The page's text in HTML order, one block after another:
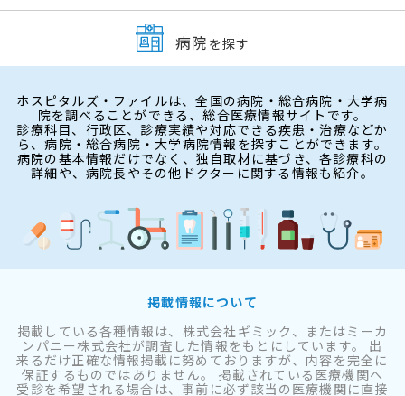
病院 を探す
ホスピタルズ・ファイルは、全国の病院・総合病院・大学病
院を調べることができる、総合医療情報サイトです。
診療科目、行政区、診療実績や対応できる疾患・治療などか
ら、病院・総合病院・大学病院情報を探すことができます。
病院の基本情報だけでなく、独自取材に基づき、各診療科の
詳細や、病院長やその他ドクターに関する情報も紹介。
掲載情報について
掲載している各種情報は、株式会社ギミック、またはミーカ
ンパニー株式会社が調査した情報をもとにしています。 出
来るだけ正確な情報掲載に努めておりますが、内容を完全に
保証するものではありません。 掲載されている医療機関へ
受診を希望される場合は、事前に必ず該当の医療機関に直接